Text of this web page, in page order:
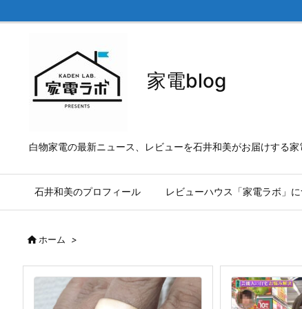
家電blog
白物家電の最新ニュース、レビューを石井和美がお届けする
石井和美のプロフィール レビューハウス「家電ラボ」
ホーム >